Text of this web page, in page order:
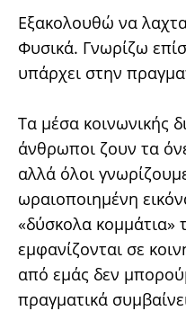
Εξακολουθώ να
Φυσικά. Γνωρίζω
υπάρχει στην
Τα μέσα κοινωνικής
άνθρωποι ζουν τα
αλλά όλοι
ωραιοποιημένη
«δύσκολα κομμάτια»
εμφανίζονται σε
από εμάς δεν
πραγματικά